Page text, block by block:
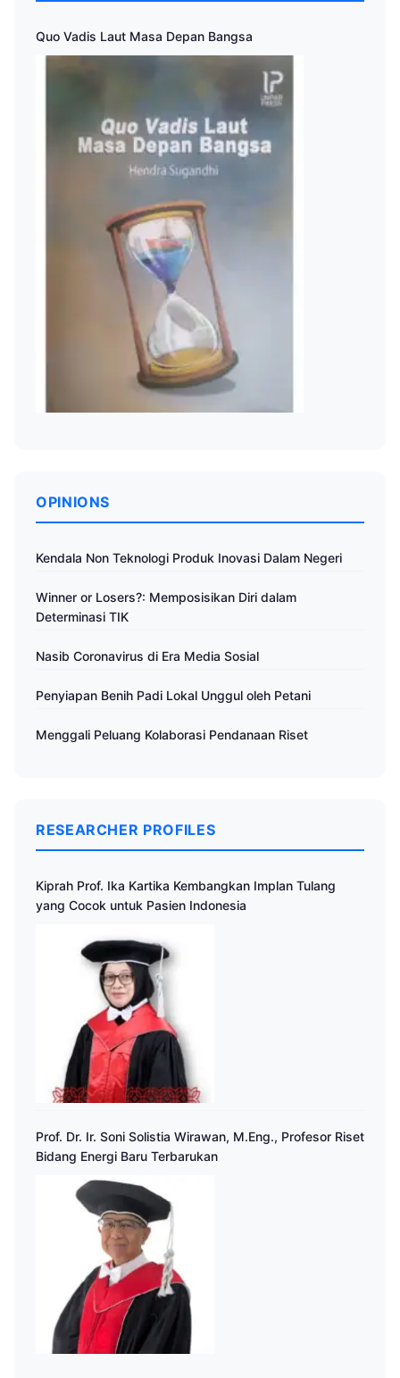
Quo Vadis Laut Masa Depan Bangsa
OPINIONS
Kendala Non Teknologi Produk Inovasi Dalam Negeri
Winner or Losers?: Memposisikan Diri dalam
Determinasi TIK
Nasib Coronavirus di Era Media Sosial
Penyiapan Benih Padi Lokal Unggul oleh Petani
Menggali Peluang Kolaborasi Pendanaan Riset
RESEARCHER PROFILES
Kiprah Prof. Ika Kartika Kembangkan Implan Tulang
yang Cocok untuk Pasien Indonesia
Prof. Dr. Ir. Soni Solistia Wirawan, M.Eng., Profesor Riset
Bidang Energi Baru Terbarukan